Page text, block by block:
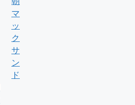
マ
ッ
ク
サ
ン
ド